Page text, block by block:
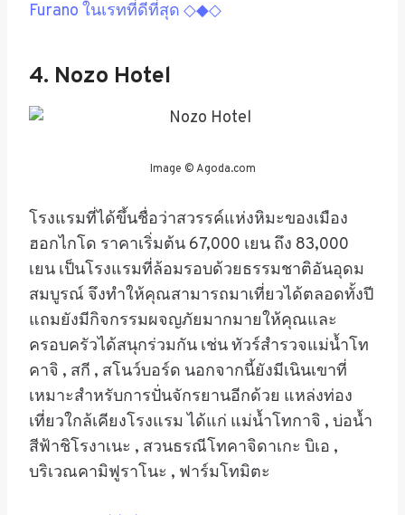
Furano ในเรทที่ดีที่สุด ◇◆◇
4. Nozo Hotel
Image © Agoda.com
โรงแรมที่ได้ขึ้นชื่อว่าสวรรค์แห่งหิมะของเมือง
ฮอกไกโด ราคาเริ่มต้น 67,000 เยน ถึง 83,000
เยน เป็นโรงแรมที่ล้อมรอบด้วยธรรมชาติอันอุดม
สมบูรณ์ จึงทำให้คุณสามารถมาเที่ยวได้ตลอดทั้งปี
แถมยังมีกิจกรรมผจญภัยมากมายให้คุณและ
ครอบครัวได้สนุกร่วมกัน เช่น ทัวร์สำรวจแม่น้ำโท
คาจิ , สกี , สโนว์บอร์ด นอกจากนี้ยังมีเนินเขาที่
เหมาะสำหรับการปั่นจักรยานอีกด้วย แหล่งท่อง
เที่ยวใกล้เคียงโรงแรม ได้แก่ แม่น้ำโทกาจิ , บ่อน้ำ
สีฟ้าชิโรงาเนะ , สวนธรณีโทคาจิดาเกะ บิเอ ,
บริเวณคามิฟูราโนะ , ฟาร์มโทมิตะ